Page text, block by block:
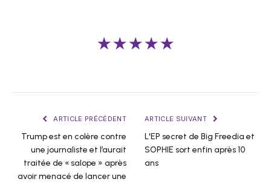
★★★★★
ARTICLE PRÉCÉDENT
Trump est en colère contre
une journaliste et l’aurait
traitée de « salope » après
avoir menacé de lancer une
ARTICLE SUIVANT
L'EP secret de Big Freedia et
SOPHIE sort enfin après 10
ans